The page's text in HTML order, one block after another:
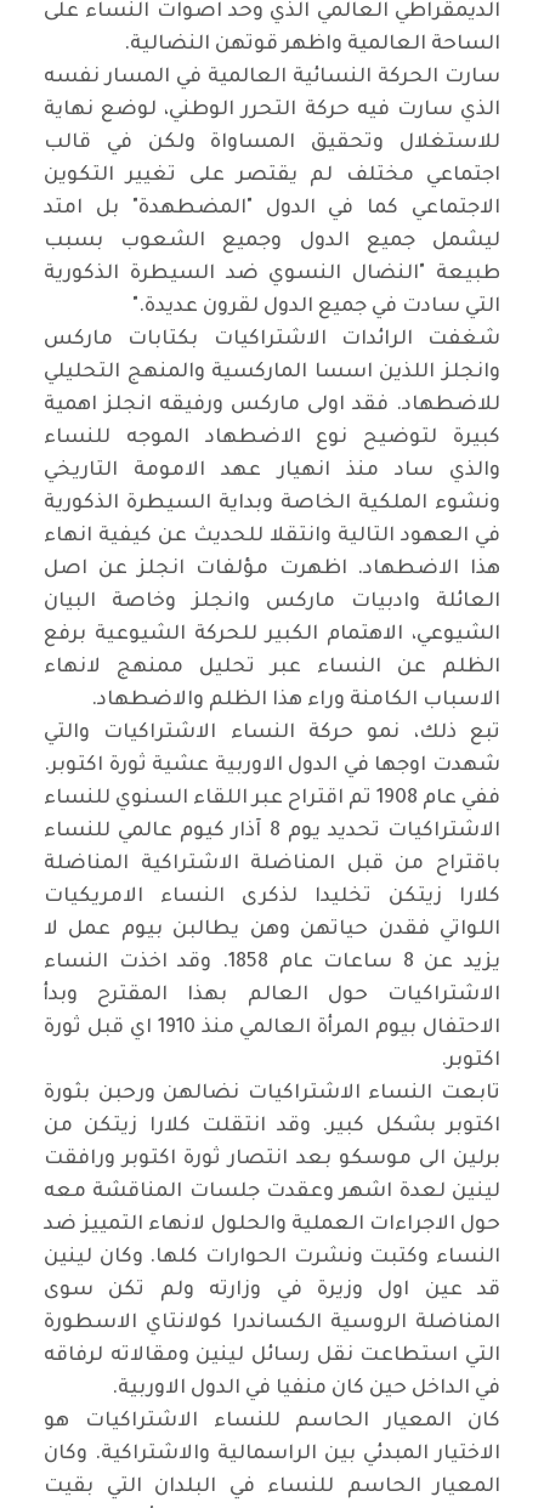
الديمقراطي العالمي الذي وحد اصوات النساء على
الساحة العالمية واظهر قوتهن النضالية.
سارت الحركة النسائية العالمية في المسار نفسه
الذي سارت فيه حركة التحرر الوطني، لوضع نهاية
للاستغلال وتحقيق المساواة ولكن في قالب
اجتماعي مختلف لم يقتصر على تغيير التكوين
الاجتماعي كما في الدول "المضطهدة" بل امتد
ليشمل جميع الدول وجميع الشعوب بسبب
طبيعة "النضال النسوي ضد السيطرة الذكورية
التي سادت في جميع الدول لقرون عديدة".
شغفت الرائدات الاشتراكيات بكتابات ماركس
وانجلز اللذين اسسا الماركسية والمنهج التحليلي
للاضطهاد. فقد اولى ماركس ورفيقه انجلز اهمية
كبيرة لتوضيح نوع الاضطهاد الموجه للنساء
والذي ساد منذ انهيار عهد الامومة التاريخي
ونشوء الملكية الخاصة وبداية السيطرة الذكورية
في العهود التالية وانتقلا للحديث عن كيفية انهاء
هذا الاضطهاد. اظهرت مؤلفات انجلز عن اصل
العائلة وادبيات ماركس وانجلز وخاصة البيان
الشيوعي، الاهتمام الكبير للحركة الشيوعية برفع
الظلم عن النساء عبر تحليل ممنهج لانهاء
الاسباب الكامنة وراء هذا الظلم والاضطهاد.
تبع ذلك، نمو حركة النساء الاشتراكيات والتي
شهدت اوجها في الدول الاوربية عشية ثورة اكتوبر.
ففي عام 1908 تم اقتراح عبر اللقاء السنوي للنساء
الاشتراكيات تحديد يوم 8 آذار كيوم عالمي للنساء
باقتراح من قبل المناضلة الاشتراكية المناضلة
كلارا زيتكن تخليدا لذكرى النساء الامريكيات
اللواتي فقدن حياتهن وهن يطالبن بيوم عمل لا
يزيد عن 8 ساعات عام 1858. وقد اخذت النساء
الاشتراكيات حول العالم بهذا المقترح وبدأ
الاحتفال بيوم المرأة العالمي منذ 1910 اي قبل ثورة
اكتوبر.
تابعت النساء الاشتراكيات نضالهن ورحبن بثورة
اكتوبر بشكل كبير. وقد انتقلت كلارا زيتكن من
برلين الى موسكو بعد انتصار ثورة اكتوبر ورافقت
لينين لعدة اشهر وعقدت جلسات المناقشة معه
حول الاجراءات العملية والحلول لانهاء التمييز ضد
النساء وكتبت ونشرت الحوارات كلها. وكان لينين
قد عين اول وزيرة في وزارته ولم تكن سوى
المناضلة الروسية الكساندرا كولانتاي الاسطورة
التي استطاعت نقل رسائل لينين ومقالاته لرفاقه
في الداخل حين كان منفيا في الدول الاوربية.
كان المعيار الحاسم للنساء الاشتراكيات هو
الاختيار المبدئي بين الراسمالية والاشتراكية. وكان
المعيار الحاسم للنساء في البلدان التي بقيت